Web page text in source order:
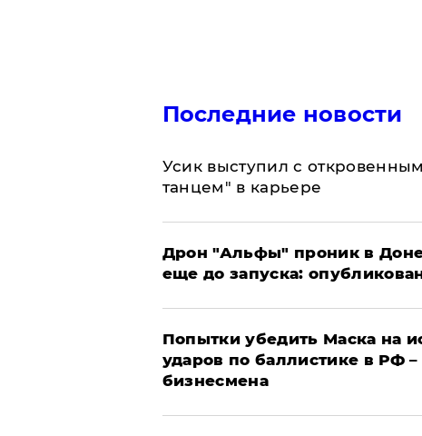
Последние новости
Усик выступил с
танцем" в карьере
Дрон "Альфы" проник в
еще до запуска:
Попытки убедить Маска на
ударов по баллистике в РФ
бизнесмена